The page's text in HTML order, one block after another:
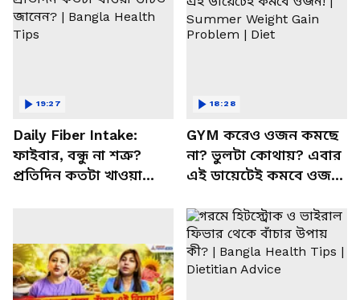
Daily Fiber Intake:
ফাইবার, বন্ধু না শত্রু?
প্রতিদিন কতটা খাওয়া
19:27
GYM করেও ওজন কমছে
না? ভুলটা কোথায়? এবার
এই ডায়েটেই কমবে ওজন!
Problem | Diet
18:28